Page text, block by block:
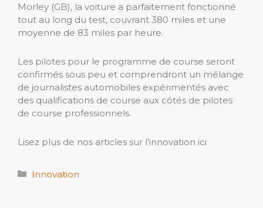
Morley (GB), la voiture a parfaitement fonctionné
tout au long du test, couvrant 380 miles et une
moyenne de 83 miles par heure.
Les pilotes pour le programme de course seront
confirmés sous peu et comprendront un mélange
de journalistes automobiles expérimentés avec
des qualifications de course aux côtés de pilotes
de course professionnels.
Lisez plus de nos articles sur l’innovation ici
Catégories
Innovation